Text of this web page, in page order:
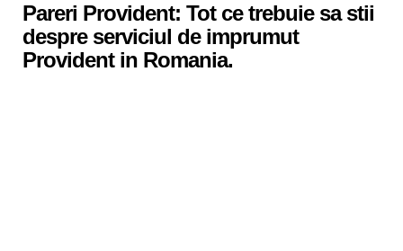
Pareri Provident: Tot ce trebuie sa stii
despre serviciul de imprumut
Provident in Romania.